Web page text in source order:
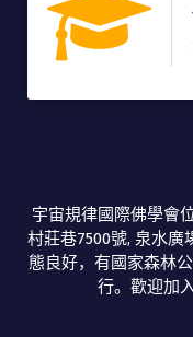
宇宙規律國際佛學會
村莊巷7500號, 泉水
態良好，有國家森林
行。歡迎加